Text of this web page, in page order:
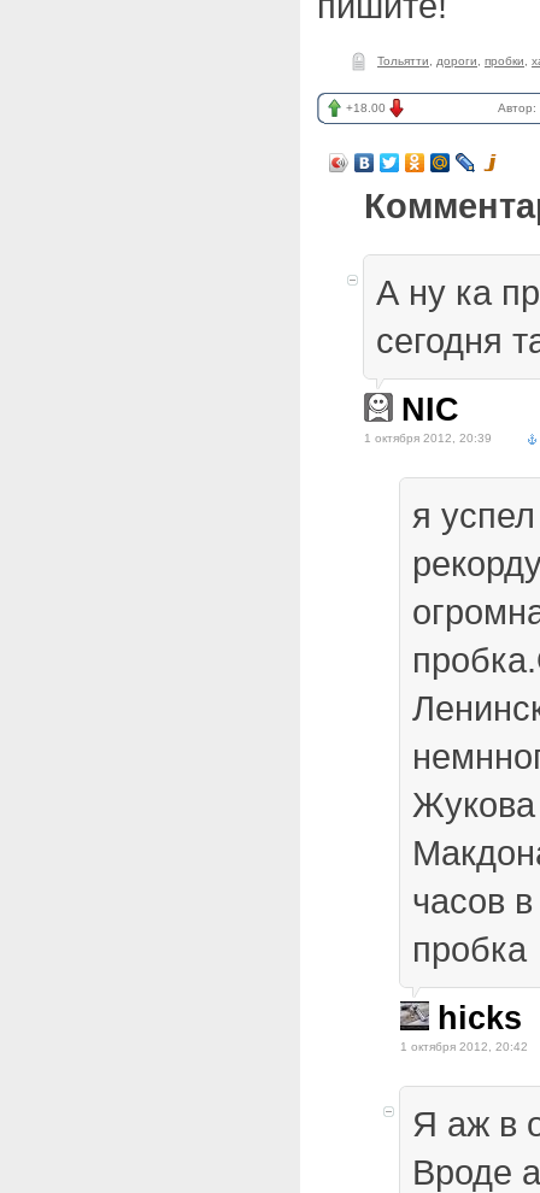
Тольятти дороги пробки
+18.00 Автор:
А ну ка
сегодня
NIC
1 октября 2012, 20:39
я
часов
пробка
hicks
1 октября 2012, 20:42
Я аж в
Вроде